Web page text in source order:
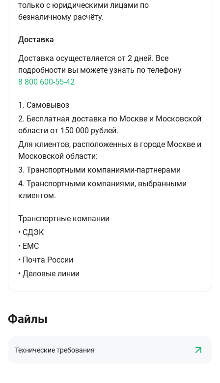
только с юридическими лицами по
безналичному расчёту.
Доставка
Доставка осуществляется от 2 дней. Все
подробности вы можете узнать по телефону
8 800 600-55-42
1. Самовывоз
2. Бесплатная доставка по Москве и Московской
области от 150 000 рублей.
Для клиентов, расположенных в городе Москве и
Московской области:
3. Транспортными компаниями-партнерами
4. Транспортными компаниями, выбранными
клиентом.
Транспортные компании
• СДЭК
• ЕМС
• Почта России
• Деловые линии
Файлы
Технические требования